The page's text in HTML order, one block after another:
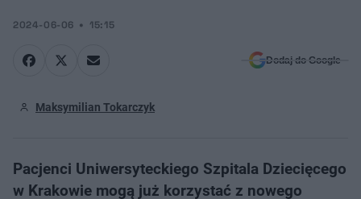
2024-06-06 15:15
Dodaj do Google
Maksymilian Tokarczyk
Pacjenci Uniwersyteckiego Szpitala Dziecięcego
w Krakowie mogą już korzystać z nowego